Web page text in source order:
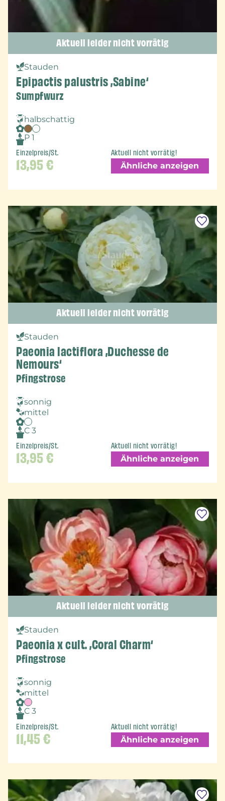
Aktuell leider nicht vorrätig
Stauden
Epipactis palustris ‚Sabine‘
Sumpfwurz
halbschattig
P 1
Einzelpreis/St.
13,95€
Aktuell nicht vorrätig!
Ähnliche anzeigen
Aktuell leider nicht vorrätig
Stauden
Paeonia lactiflora ‚Duchesse de
Nemours‘
Pfingstrose
sonnig
mittel
C 3
Einzelpreis/St.
13,95€
Aktuell nicht vorrätig!
Ähnliche anzeigen
Aktuell leider nicht vorrätig
Stauden
Paeonia x cult. ‚Coral Charm‘
Pfingstrose
sonnig
mittel
C 3
Einzelpreis/St.
11,45€
Aktuell nicht vorrätig!
Ähnliche anzeigen